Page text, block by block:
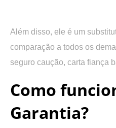
Além disso, ele é um
comparação a todos os
seguro caução, carta fiança
Como
Garantia?